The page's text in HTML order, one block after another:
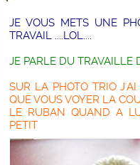
JE VOUS METS UNE
TRAVAIL ....LOL....
JE PARLE DU TRAVAILLE
SUR LA PHOTO TRIO
QUE VOUS VOYER LA
LE RUBAN QUAND A
PETIT